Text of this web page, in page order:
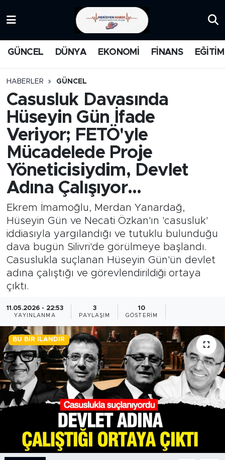
GÜNCEL DÜNYA EKONOMİ FİNANS EĞİTİM
HABERLER GÜNCEL
Casusluk Davasında
Hüseyin Gün İfade
Veriyor; FETÖ'yle
Mücadelede Proje
Yöneticisiydim, Devlet
Adına Çalışıyor...
Ekrem İmamoğlu, Merdan Yanardağ,
Hüseyin Gün ve Necati Özkan'ın 'casusluk'
iddiasıyla yargılandığı ve tutuklu bulunduğu
dava bugün Silivri'de görülmeye başlandı.
Casuslukla suçlanan Hüseyin Gün'ün devlet
adına çalıştığı ve görevlendirildiği ortaya
çıktı.
11.05.2026 - 22:53
YAYINLANMA
3
PAYLAŞIM
10
GÖSTERIM
BU BIR İLANDIR
MEDYA
FİNANS
DÜNYA
GÜNCEL
KARİKATÜR
BİLİM-TEKNOLOJİ
RÖPÖRTAJ
NOSTALJİ
KULİS
YAZARLAR
DİNİ
POLİTİKA
EKONOMİ
Trafik Durumu
Süper Lig Puan Durumu ve Fikstür
Tüm Manşetler
Son Dakika Haberleri
Haber Arşivi